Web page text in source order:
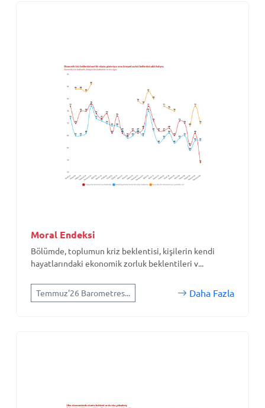
Moral Endeksi
Bölümde, toplumun kriz beklentisi, kişilerin kendi
hayatlarındaki ekonomik zorluk beklentileri v...
Temmuz'26 Barometres... Daha Fazla